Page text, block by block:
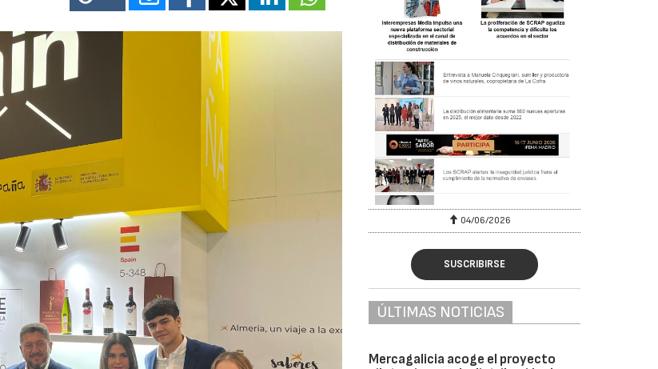
04/06/2026 02/07/2026 04/06/2026
SUSCRIBIRSE
ÚLTIMAS NOTICIAS
Mercagalicia acoge el proyecto